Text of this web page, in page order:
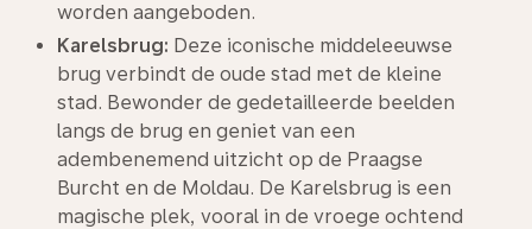
worden aangeboden.
Karelsbrug: Deze iconische middeleeuwse
brug verbindt de oude stad met de kleine
stad. Bewonder de gedetailleerde beelden
langs de brug en geniet van een
adembenemend uitzicht op de Praagse
Burcht en de Moldau. De Karelsbrug is een
magische plek, vooral in de vroege ochtend